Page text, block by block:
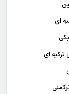
ای
ترکیه ای